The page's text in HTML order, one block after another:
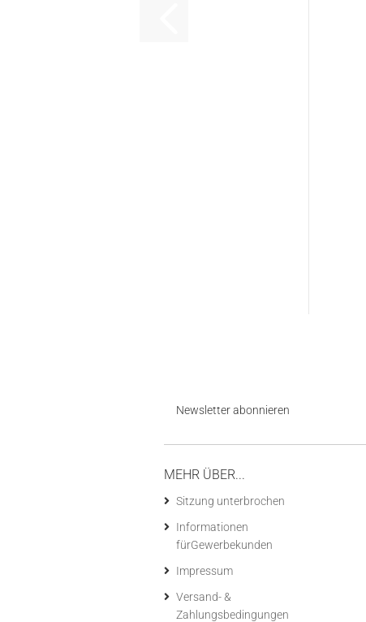
Newsletter abonnieren
MEHR ÜBER...
Sitzung unterbrochen
Informationen
fürGewerbekunden
Impressum
Versand- &
Zahlungsbedingungen